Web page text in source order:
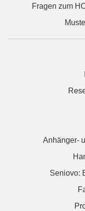
Fragen zum
Anhänger-
Seniovo: